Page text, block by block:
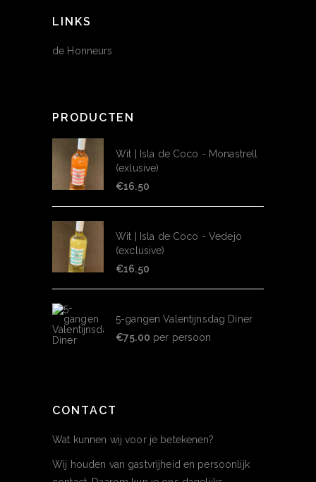
LINKS
de Honneurs
PRODUCTEN
Wit | Isla de Coco - Monastrell
(exlusive)
€16.50
Wit | Isla de Coco - Vedejo
(exclusive)
€16.50
5-gangen Valentijnsdag Diner
€75.00 per persoon
CONTACT
Wat kunnen wij voor je betekenen?
Wij houden van gastvrijheid en persoonlijk